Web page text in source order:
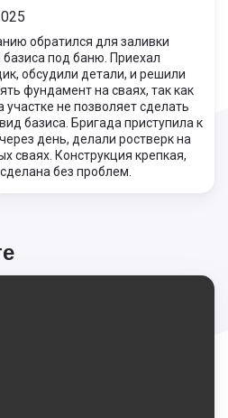
обратился для заливки
под баню. Приехал
обсудили детали, и решили
фундамент на сваях, так как
участке не позволяет сделать
базиса. Бригада приступила к
день, делали ростверк на
сваях. Конструкция крепкая,
без проблем.